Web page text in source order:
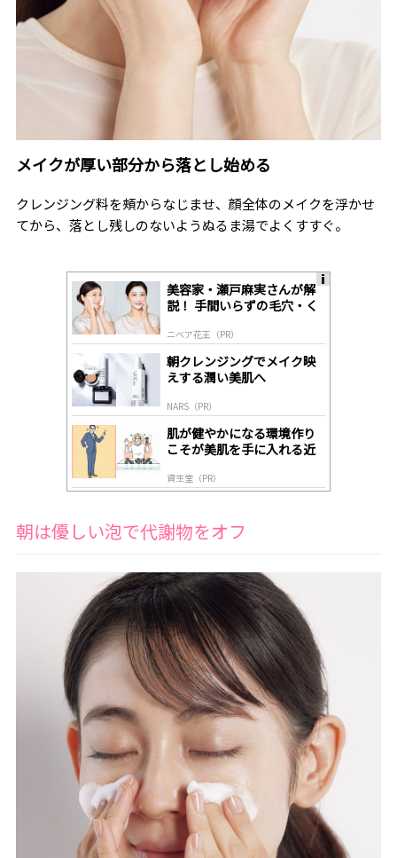
メイクが厚い部分から落とし始める
クレンジング料を頰からなじませ、顔全体のメイクを浮かせ
てから、落とし残しのないようぬるま湯でよくすすぐ。
美容家・瀬戸麻実さんが解
説！ 手間いらずの毛穴・く
ニベア花王（PR）
朝クレンジングでメイク映
えする潤い美肌へ
NARS（PR）
肌が健やかになる環境作り
こそが美肌を手に入れる近
資生堂（PR）
朝は優しい泡で代謝物をオフ